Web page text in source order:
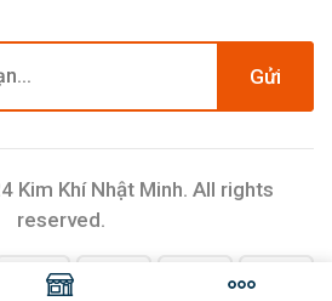
Gửi
Kim Khí Nhật Minh. All rights
reserved.